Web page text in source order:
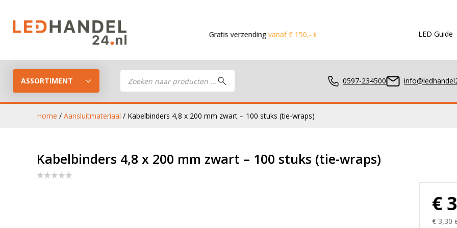
Gratis verzendingvanaf € 150,- in de Benelux Dezelfde
LED Guide
ASSORTIMENT
Producten
zoeken 0597-234500
LED Guide
Stel je eigen LED-pakket samen
LED werklampen
Home / Aansluitmateriaal / Kabelbinders 4,8 x 200 mm zwart – 100 stuks (tie-wraps)
Kabelbinders 4,8 x 200 mm zwart – 100 stuks (tie-wraps)
€
€ 3,30